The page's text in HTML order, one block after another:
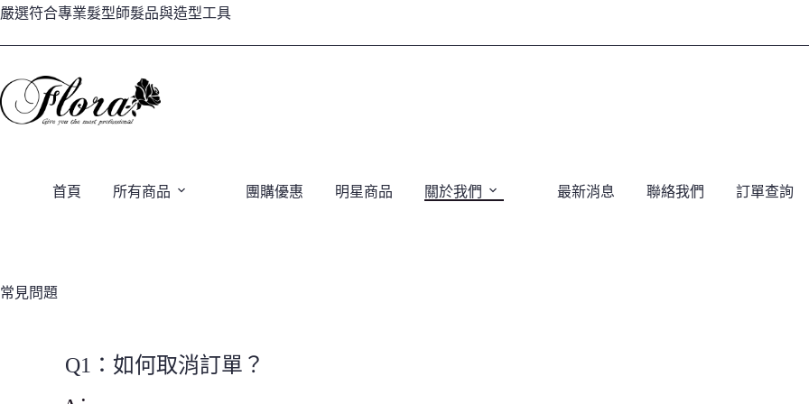
嚴選符合專業髮型師髮品與造型工具
首頁 所有商品 團購優惠 明星商品 關於我們 最新消息 聯絡我們 訂單查詢
常見問題
Q1：如何取消訂單？